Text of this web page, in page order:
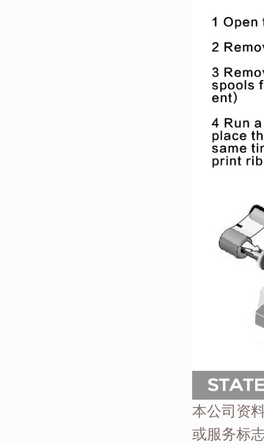
本公司资
或服务标